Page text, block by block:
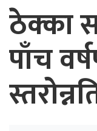
ठेक्का
पाँच